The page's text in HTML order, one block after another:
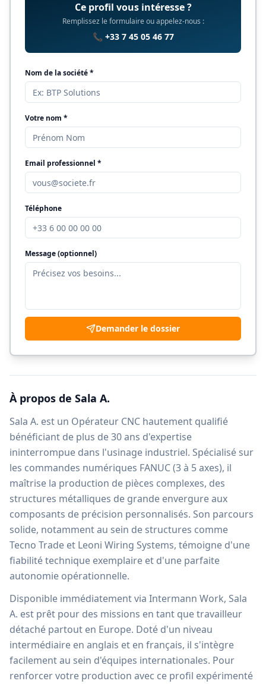
Ce profil vous intéresse ?
Remplissez le formulaire ou appelez-nous :
📞 +33 7 45 05 46 77
Nom de la société *
Votre nom *
Email professionnel *
Téléphone
Message (optionnel)
Demander le dossier
À propos de Sala A.
Sala A. est un Opérateur CNC hautement qualifié
bénéficiant de plus de 30 ans d'expertise
ininterrompue dans l'usinage industriel. Spécialisé sur
les commandes numériques FANUC (3 à 5 axes), il
maîtrise la production de pièces complexes, des
structures métalliques de grande envergure aux
composants de précision personnalisés. Son parcours
solide, notamment au sein de structures comme
Tecno Trade et Leoni Wiring Systems, témoigne d'une
fiabilité technique exemplaire et d'une parfaite
autonomie opérationnelle.
Disponible immédiatement via Intermann Work, Sala
A. est prêt pour des missions en tant que travailleur
détaché partout en Europe. Doté d'un niveau
intermédiaire en anglais et en français, il s'intègre
facilement au sein d'équipes internationales. Pour
renforcer votre production avec ce profil expérimenté